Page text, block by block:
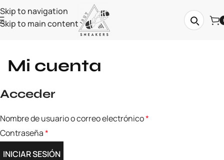
Skip to navigation
Skip to main content
Mi cuenta
Acceder
Nombre de usuario o correo electrónico*
Contraseña*
INICIAR SESIÓN